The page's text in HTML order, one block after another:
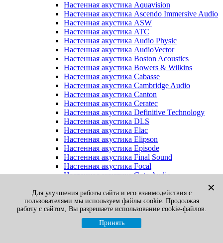
Настенная акустика Aquavision
Настенная акустика Ascendo Immersive Audio
Настенная акустика ASW
Настенная акустика ATC
Настенная акустика Audio Physic
Настенная акустика AudioVector
Настенная акустика Boston Acoustics
Настенная акустика Bowers & Wilkins
Настенная акустика Cabasse
Настенная акустика Cambridge Audio
Настенная акустика Canton
Настенная акустика Ceratec
Настенная акустика Definitive Technology
Настенная акустика DLS
Настенная акустика Elac
Настенная акустика Elipson
Настенная акустика Episode
Настенная акустика Final Sound
Настенная акустика Focal
Настенная акустика Gato Audio
Настенная акустика Jamo
Настенная акустика KEF
Настенная акустика Klipsch
Настенная акустика Legacy
Настенная акустика M&K Sound
✕
Для улучшения работы сайта и его взаимодействия с
пользователями мы используем файлы cookie. Продолжая
работу с сайтом, Вы разрешаете использование cookie-файлов.
Принять